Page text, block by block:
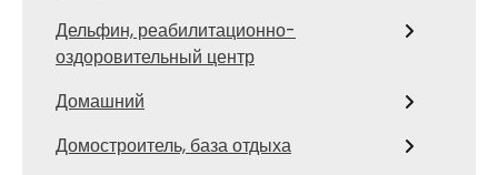
Дельфин, реабилитационно-
оздоровительный центр
Домашний
Домостроитель, база отдыха